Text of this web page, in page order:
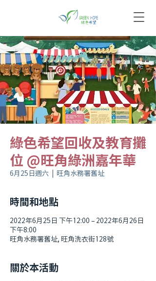
綠色希望回收及教育攤
位 @旺角綠洲嘉年華
6月25日週六
  |
旺角水務署舊址
時間和地點
2022年6月25日 下午12:00 – 2022年6月26日
下午8:00
旺角水務署舊址, 旺角洗衣街128號
關於本活動